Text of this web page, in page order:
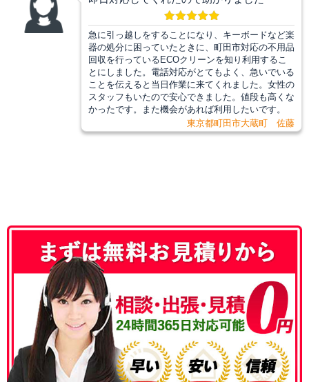
急に引っ越しをすることになり、キーボードなど楽
器の処分に困っていたときに、町田市対応の不用品
回収を行っているECOクリーンを知り利用するこ
とにしました。電話対応がとてもよく、急いでいる
ことを伝えると当日作業に来てくれました。女性の
スタッフもいたので安心できました。値段も高くな
かったです。また機会があれば利用したいです。
東京都町田市大蔵町 佐藤